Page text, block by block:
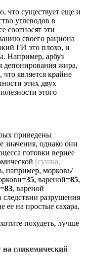
что существует еще и
углеводов в
соотносят эти
своего рациона
ГИ это плохо, и
Например, арбуз
депонирования жира,
что является крайне
этих двух
этого
приведены
значения, однако они
готовки вернее
(сушка,
например, морковь/
35, вареной=85,
83, вареной
следствии разрушения
ее на простые сахара.
похудеть, лучше
гликемический